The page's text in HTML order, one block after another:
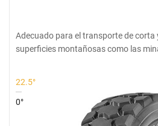
Adecuado para el transporte de corta
superficies montañosas como las
22.5°
0°